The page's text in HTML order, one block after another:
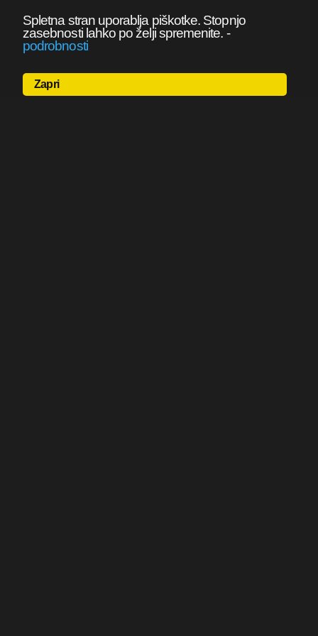
Spletna stran uporablja piškotke. Stopnjo
zasebnosti lahko po želji spremenite. -
podrobnosti
Zapri